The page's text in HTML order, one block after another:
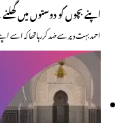
اپنے بچوں کو دوستوں میں
احمد بہت دیر سے ضد کررہاتھا کہ اسے